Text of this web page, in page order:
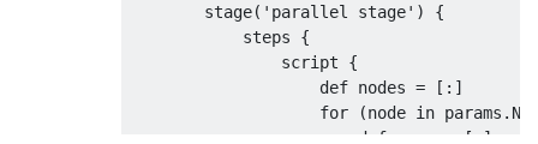
        stage('parallel stage') {
            steps {
                script {
                    def nodes = [:]
for (node in
                        def apps = [:]